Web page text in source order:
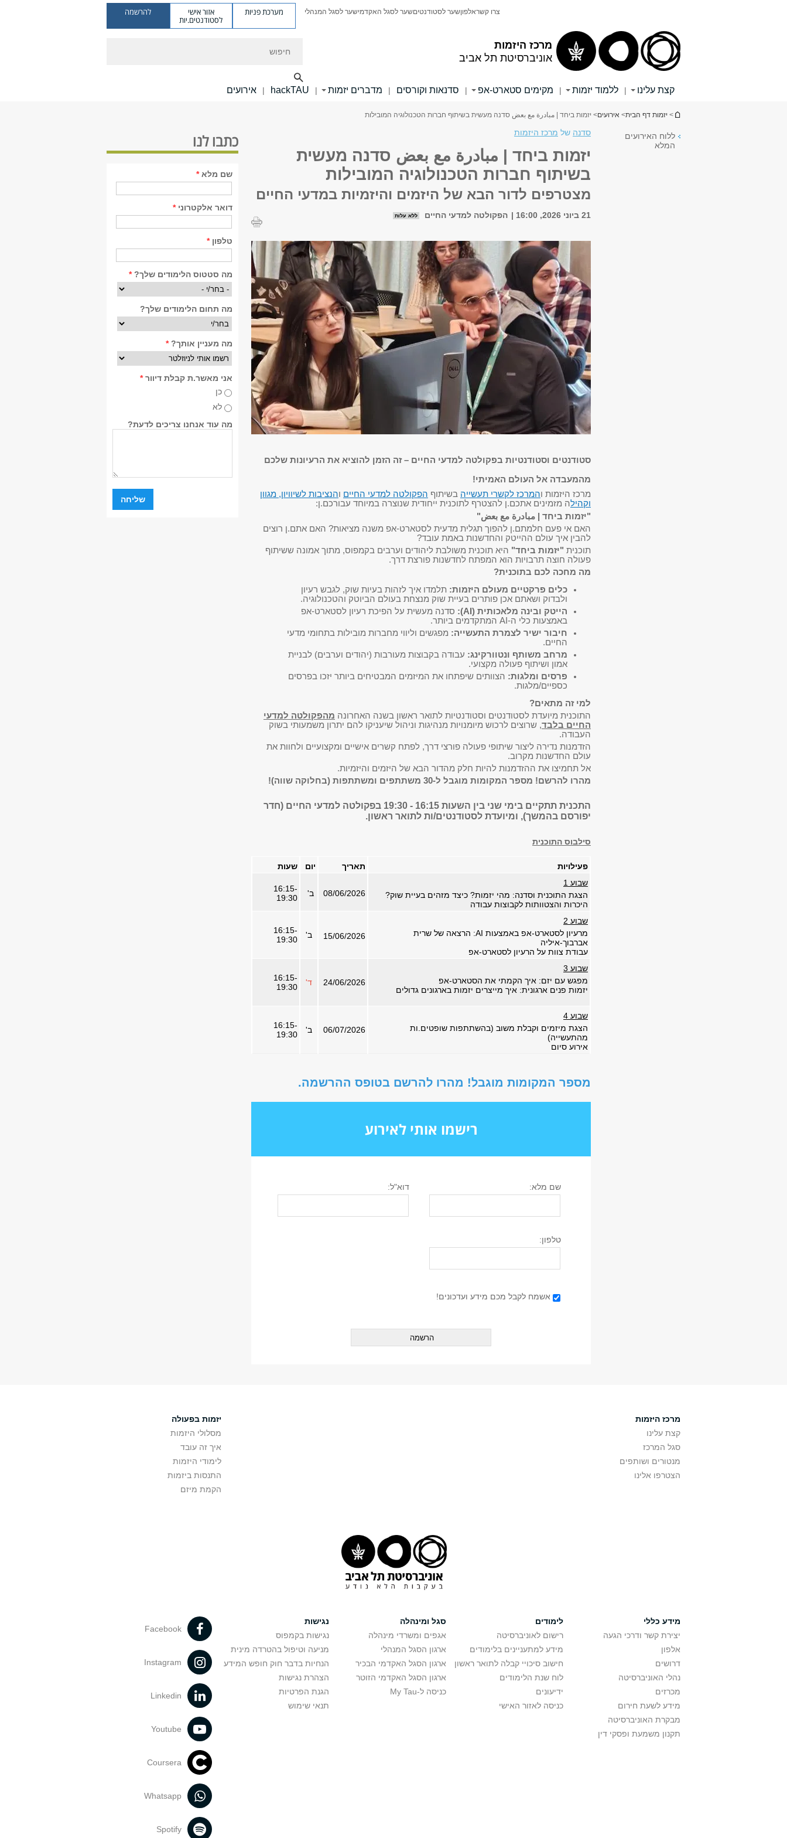
מרכז היזמות
אוניברסיטת תל אביב
צרו קשראלפוןשער לסטודנטיםשער לסגל האקדמישער לסגל המנהלי מערכת פניות אזור אישי
לסטודנטים.יות
להרשמה
קצת עלינו | ללמוד יזמות | מקימים סטארט-אפ | סדנאות וקורסים | מדברים יזמות |
hackTAU
| אירועים
הינך נמצא כאן
> יזמות דף הבית> אירועים> יזמות ביחד | مبادرة مع بعض סדנה מעשית בשיתוף חברות הטכנולוגיה המובילות
ללוח האירועים
המלא
סדנה של מרכז היזמות
יזמות ביחד | مبادرة مع بعض סדנה מעשית
בשיתוף חברות הטכנולוגיה המובילות
מצטרפים לדור הבא של היזמים והיזמיות במדעי החיים
21 ביוני 2026, 16:00 הפקולטה למדעי החיים ללא עלות
סטודנטים וסטודנטיות בפקולטה למדעי החיים – זה הזמן להוציא את הרעיונות שלכם
מהמעבדה אל העולם האמיתי!
מרכז היזמות והמרכז לקשרי תעשייה בשיתוף הפקולטה למדעי החיים והנציבות לשיוויון, מגוון
וקהילה מזמינים אתכם.ן להצטרף לתוכנית ייחודית שנוצרה במיוחד עבורכם.ן:
"יזמות ביחד | مبادرة مع بعض"
האם אי פעם חלמתם.ן להפוך תגלית מדעית לסטארט-אפ משנה מציאות? האם אתם.ן רוצים
להבין איך עולם ההייטק והחדשנות באמת עובד?
תוכנית "יזמות ביחד" היא תוכנית משולבת ליהודים וערבים בקמפוס, מתוך אמונה ששיתוף
פעולה חוצה תרבויות הוא המפתח לחדשנות פורצת דרך.
מה מחכה לכם בתוכנית?
כלים פרקטיים מעולם היזמות: תלמדו איך לזהות בעיות שוק, לגבש רעיון
ולבדוק ושאתם אכן פותרים בעיית שוק מנצחת בעולם הביוטק והטכנולוגיה.
הייטק ובינה מלאכותית ( AI
): סדנה מעשית על הפיכת רעיון לסטארט-אפ
באמצעות כלי ה- AI המתקדמים ביותר.
חיבור ישיר לצמרת התעשייה: מפגשים וליווי מחברות מובילות בתחומי מדעי
החיים.
מרחב משותף ונטוורקינג: עבודה בקבוצות מעורבות (יהודים וערבים) לבניית
אמון ושיתוף פעולה מקצועי.
פרסים ומלגות: הצוותים שיפתחו את המיזמים המבטיחים ביותר יזכו בפרסים
כספיים/מלגות.
למי זה מתאים?
התוכנית מיועדת לסטודנטים וסטודנטיות לתואר ראשון בשנה האחרונה מהפקולטה למדעי
החיים בלבד, שרוצים לרכוש מיומנויות מנהיגות וניהול שיעניקו להם יתרון משמעותי בשוק
העבודה.
הזדמנות נדירה ליצור שיתופי פעולה פורצי דרך, לפתח קשרים אישיים ומקצועיים ולחוות את
עולם החדשנות מקרוב.
אל תחמיצו את ההזדמנות להיות חלק מהדור הבא של היזמים והיזמיות.
מהרו להרשם! מספר המקומות מוגבל ל-30 משתתפים ומשתתפות (בחלוקה שווה)!
התכנית תתקיים בימי שני בין השעות 16:15 - 19:30 בפקולטה למדעי החיים (חדר
יפורסם בהמשך), ומיועדת לסטודנטים/ות לתואר ראשון.
סילבוס התוכנית
פעילויות תאריך יום
שעות
שבוע 1
הצגת התוכנית וסדנה: מהי יזמות? כיצד מזהים בעיית שוק?
היכרות והצטוותות לקבוצות עבודה
08/06/2026 ב'
16:15-
19:30
שבוע 2
מרעיון לסטארט-אפ באמצעות AI: הרצאה של שרית
אברבוך-איליה
עבודת צוות על הרעיון לסטארט-אפ
15/06/2026 ב'
16:15-
19:30
שבוע 3
מפגש עם יזם: איך הקמתי את הסטארט-אפ
יזמות פנים ארגונית: איך מייצרים יזמות בארגונים גדולים
24/06/2026 ד'
16:15-
19:30
שבוע 4
הצגת מיזמים וקבלת משוב (בהשתתפות שופטים.ות
מהתעשייה)
אירוע סיום
06/07/2026 ב'
16:15-
19:30
מספר המקומות מוגבל! מהרו להרשם בטופס ההרשמה.
רישמו אותי לאירוע
שם מלא: דוא"ל:
טלפון:
אישור קבלת תוכן מאוניברסיטת ת"א?
אשמח לקבל מכם מידע ועדכונים!
כתבו לנו
שם מלא*
דואר אלקטרוני*
טלפון*
מה סטטוס הלימודים שלך?*
מה תחום הלימודים שלך?
מה מעניין אותך?*
אני מאשר.ת קבלת דיוור*
כן
לא
מה עוד אנחנו צריכים לדעת?
מרכז היזמות
קצת עלינו
סגל המרכז
מנטורים ושותפים
הצטרפו אלינו
יזמות בפעולה
מסלולי היזמות
איך זה עובד
לימודי היזמות
התנסות ביזמות
הקמת מיזם
מידע כללי
יצירת קשר ודרכי הגעה
אלפון
דרושים
נהלי האוניברסיטה
מכרזים
מידע לשעת חירום
מבקרת האוניברסיטה
תקנון משמעת ופסקי דין
לימודים
רישום לאוניברסיטה
מידע למתעניינים בלימודים
חישוב סיכויי קבלה לתואר ראשון
לוח שנת הלימודים
ידיעונים
כניסה לאזור האישי
סגל ומינהלה
אגפים ומשרדי מינהלה
ארגון הסגל המנהלי
ארגון הסגל האקדמי הבכיר
ארגון הסגל האקדמי הזוטר
כניסה ל-My Tau
נגישות
נגישות בקמפוס
מניעה וטיפול בהטרדה מינית
הנחיות בדבר חוק חופש המידע
הצהרת נגישות
הגנת הפרטיות
תנאי שימוש
Facebook
Instagram
Linkedin
Youtube
Coursera
Whatsapp
Spotify